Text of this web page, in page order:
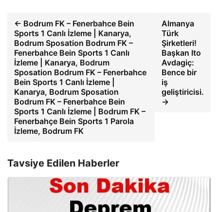
← Bodrum FK – Fenerbahce Bein
Sports 1 Canlı İzleme | Kanarya,
Bodrum Sposation Bodrum FK –
Fenerbahce Bein Sports 1 Canlı
İzleme | Kanarya, Bodrum
Sposation Bodrum FK – Fenerbahce
Bein Sports 1 Canlı İzleme |
Kanarya, Bodrum Sposation
Bodrum FK – Fenerbahce Bein
Sports 1 Canlı İzleme | Bodrum FK –
Fenerbahçe Bein Sports 1 Parola
İzleme, Bodrum FK
Almanya
Türk
Şirketleri!
Başkan Ito
Avdagiç:
Bence bir
iş
geliştiricisi.
→
Tavsiye Edilen Haberler